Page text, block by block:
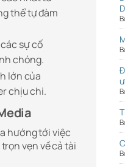
thể tự đàm
sự cố
chóng.
lớn của
chịu chi.
hướng tới việc
vẹn về cả tài